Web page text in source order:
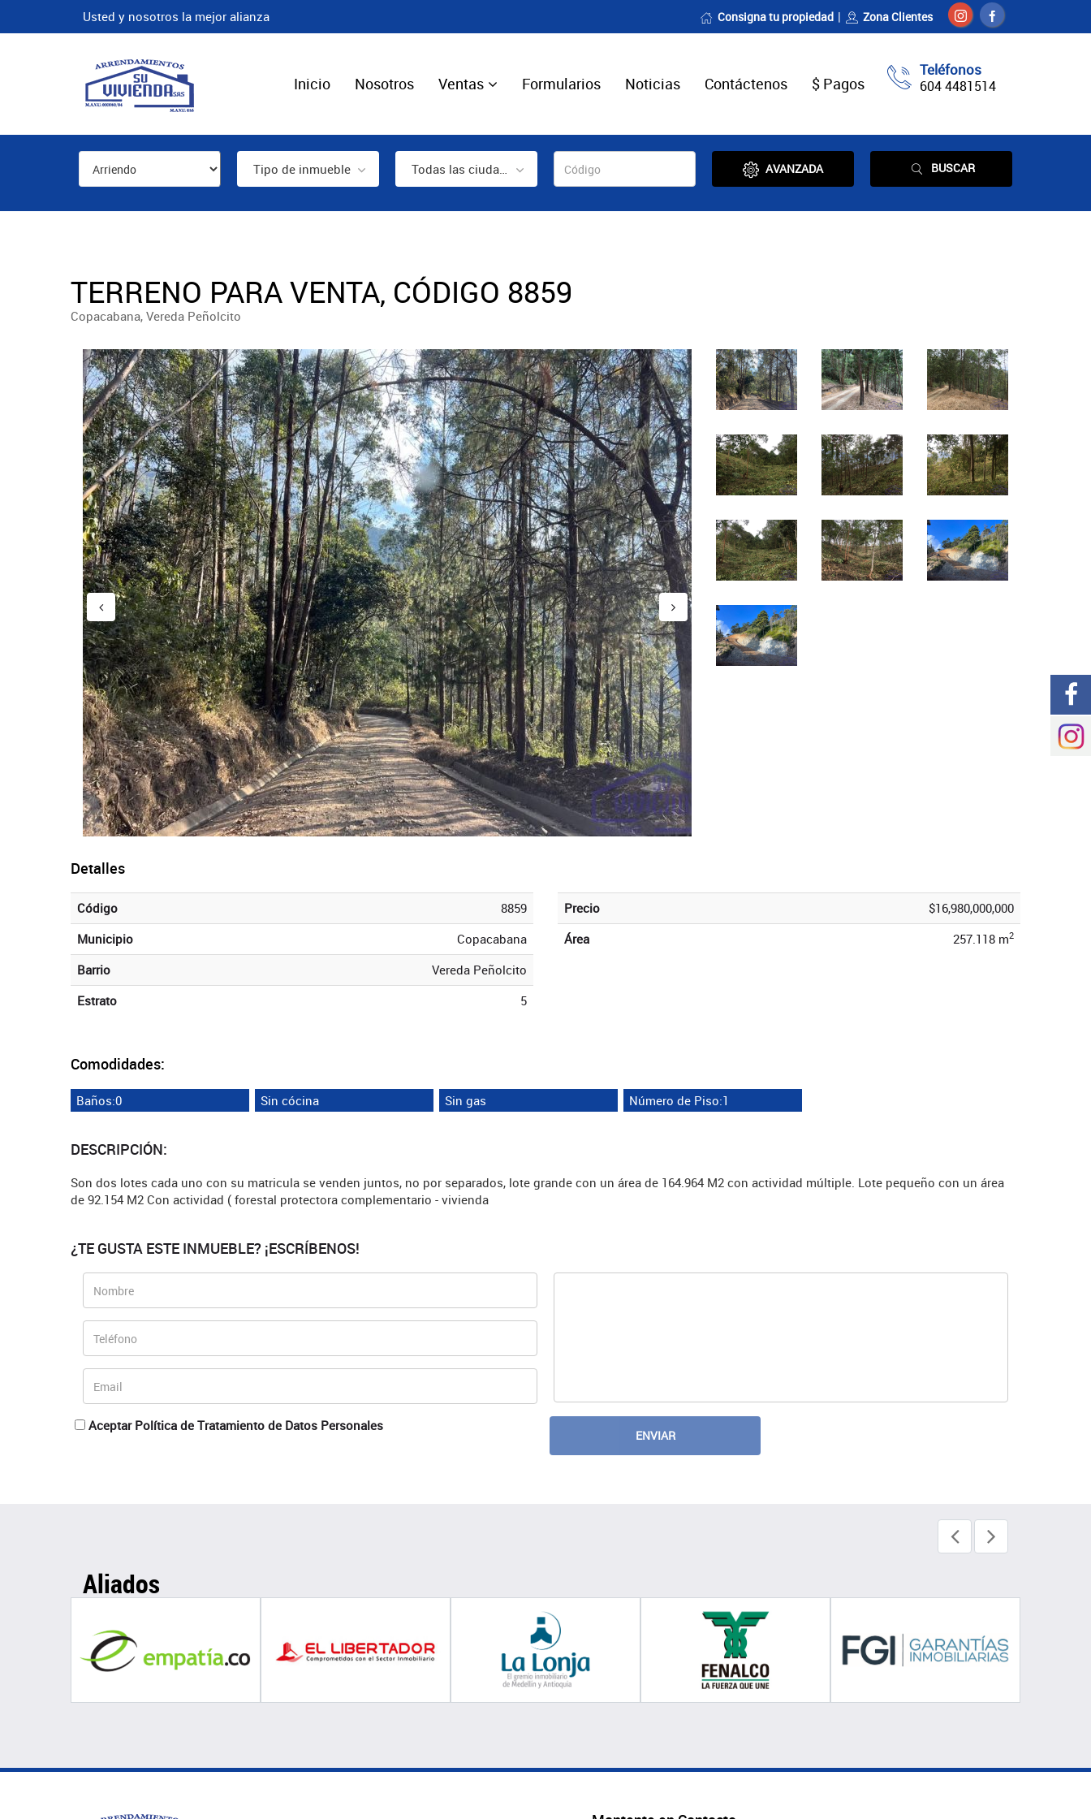
Usted y nosotros la mejor alianza Consigna tu propiedad Zona Clientes
Teléfonos
604 4481514
Inicio Nosotros Ventas Formularios Noticias Contáctenos $ Pagos
Tipo de inmueble Todas las ciudades AVANZADA BUSCAR
TERRENO PARA VENTA, CÓDIGO 8859
Copacabana, Vereda Peñolcito
Detalles
Código
8859
Municipio
Copacabana
Barrio
Vereda Peñolcito
Estrato
5
Precio
$16,980,000,000
Área
257.118 m2
Comodidades:
Baños:0 Sin cócina Sin gas Número de Piso:1
DESCRIPCIÓN:
Son dos lotes cada uno con su matricula se venden juntos, no por separados, lote grande con un área de 164.964 M2 con actividad múltiple. Lote pequeño con un área
de 92.154 M2 Con actividad ( forestal protectora complementario - vivienda
¿TE GUSTA ESTE INMUEBLE? ¡ESCRÍBENOS!
Aceptar Política de Tratamiento de Datos Personales
Aliados